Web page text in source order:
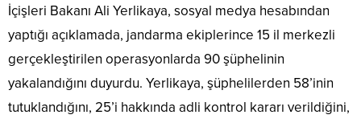
İçişleri Bakanı Ali Yerlikaya, sosyal medya hesabından
yaptığı açıklamada, jandarma ekiplerince 15 il merkezli
gerçekleştirilen operasyonlarda 90 şüphelinin
yakalandığını duyurdu. Yerlikaya, şüphelilerden 58’inin
tutuklandığını, 25’i hakkında adli kontrol kararı verildiğini,